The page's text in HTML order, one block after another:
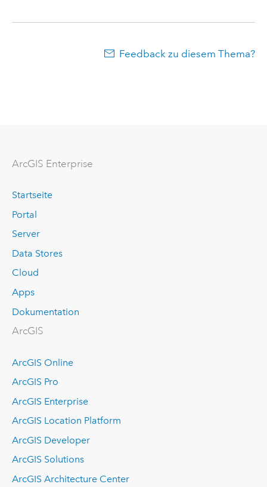
Feedback zu diesem Thema?
ArcGIS Enterprise
Startseite
Portal
Server
Data Stores
Cloud
Apps
Dokumentation
ArcGIS
ArcGIS Online
ArcGIS Pro
ArcGIS Enterprise
ArcGIS Location Platform
ArcGIS Developer
ArcGIS Solutions
ArcGIS Architecture Center